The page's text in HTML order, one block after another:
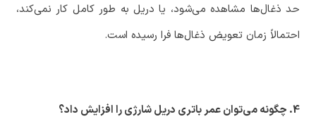
حد ذغال‌ها مشاهده می‌شود، یا دریل به طور کامل کار نمی‌کند،
احتمالاً زمان تعویض ذغال‌ها فرا رسیده است.
4. چگونه می‌توان عمر باتری دریل شارژی را افزایش داد؟